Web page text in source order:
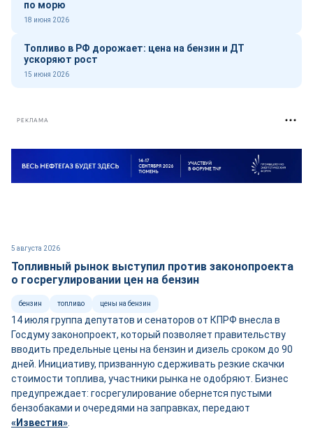
по морю
18 июня 2026
Топливо в РФ дорожает: цена на бензин и ДТ
ускоряют рост
15 июня 2026
РЕКЛАМА
5 августа 2026
Топливный рынок выступил против законопроекта
о госрегулировании цен на бензин
бензин топливо цены на бензин
14 июля группа депутатов и сенаторов от КПРФ внесла в
Госдуму законопроект, который позволяет правительству
вводить предельные цены на бензин и дизель сроком до 90
дней. Инициативу, призванную сдерживать резкие скачки
стоимости топлива, участники рынка не одобряют. Бизнес
предупреждает: госрегулирование обернется пустыми
бензобаками и очередями на заправках, передают
«Известия»